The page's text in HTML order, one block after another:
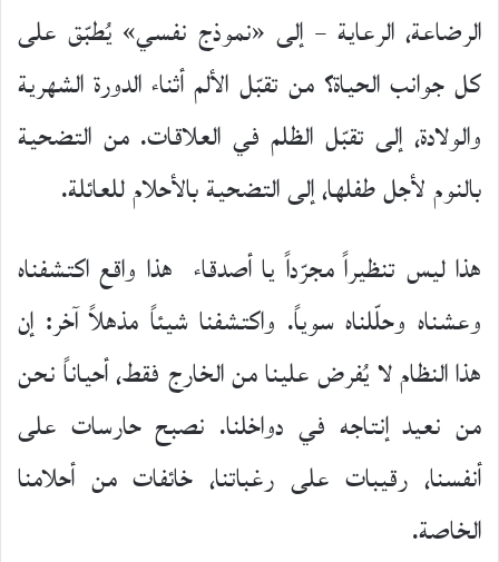
الرضاعة، الرعاية – إلى «نموذج نفسي» يُطبّق على
كل جوانب الحياة؟ من تقبّل الألم أثناء الدورة الشهرية
والولادة، إلى تقبّل الظلم في العلاقات. من التضحية
بالنوم لأجل طفلها، إلى التضحية بالأحلام للعائلة.
هذا ليس تنظيراً مجرّداً يا أصدقاء هذا واقع اكتشفناه
وعشناه وحلّلناه سوياً. واكتشفنا شيئاً مذهلاً آخر: إن
هذا النظام لا يُفرض علينا من الخارج فقط، أحياناً نحن
من نعيد إنتاجه في دواخلنا. نصبح حارسات على
أنفسنا، رقيبات على رغباتنا، خائفات من أحلامنا
الخاصة.